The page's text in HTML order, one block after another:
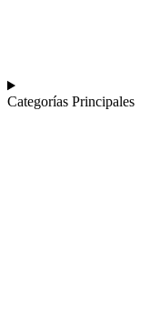
Categorías Principales​